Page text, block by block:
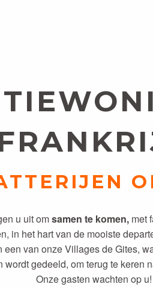
u uit omsamen te komen, met
in het hart van de mooiste
een van onze Villages de Gites,
gedeeld, om terug te keren
Onze gasten wachten op u!